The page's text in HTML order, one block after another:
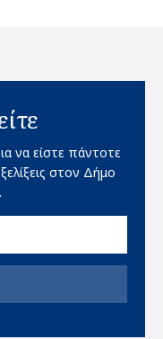
να είστε πάντοτε
στον Δήμο